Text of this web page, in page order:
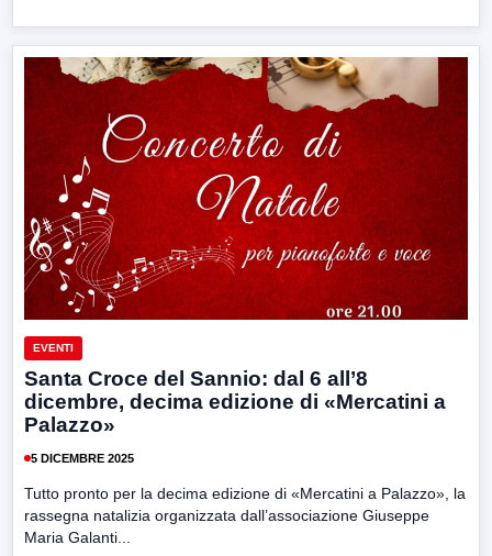
EVENTI
Santa Croce del Sannio: dal 6 all’8
dicembre, decima edizione di «Mercatini a
Palazzo»
5 DICEMBRE 2025
Tutto pronto per la decima edizione di «Mercatini a Palazzo», la
rassegna natalizia organizzata dall’associazione Giuseppe
Maria Galanti...